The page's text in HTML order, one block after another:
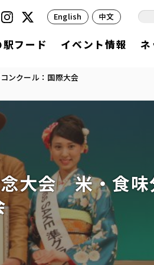
駅フード イベント情報 ネ
English 中文
ンクール：国際大会
大会 米・食味